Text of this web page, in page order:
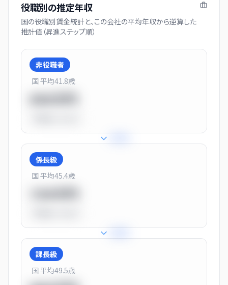
役職別の推定年収
国の役職別賃金統計と、この会社の平均年収から逆算した
推計値（昇進ステップ順）
非役職者
国 平均41.8歳
係長級
国 平均45.4歳
課長級
国 平均49.5歳